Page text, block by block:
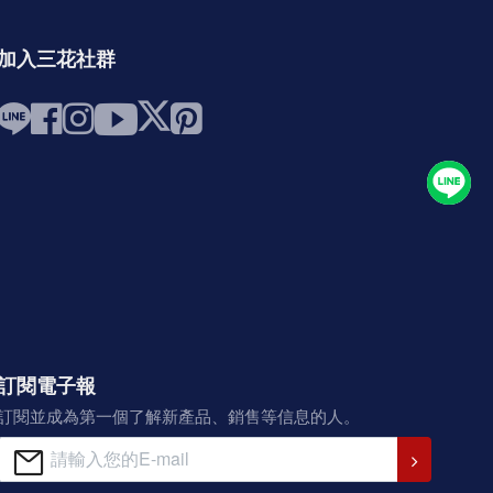
入三花社群
閱電子報
閱並成為第一個了解新產品、銷售等信息的人。